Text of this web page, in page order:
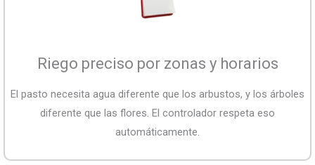
Riego preciso por zonas y horarios
El pasto necesita agua diferente que los arbustos, y los árboles
diferente que las flores. El controlador respeta eso
automáticamente.